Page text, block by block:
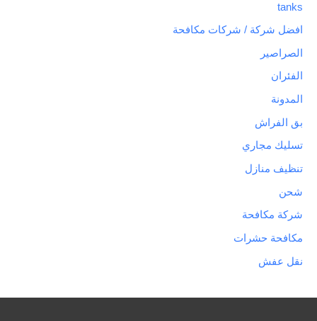
tanks
افضل شركة / شركات مكافحة
الصراصير
الفئران
المدونة
بق الفراش
تسليك مجاري
تنظيف منازل
شحن
شركة مكافحة
مكافحة حشرات
نقل عفش